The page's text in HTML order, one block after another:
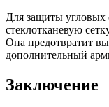
Для защиты
стеклотканевую
Она предотвратит
дополнительный
Заключение